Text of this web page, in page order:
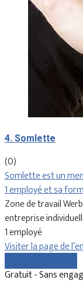
4. Somlette
(0)
Somlette est un
1 employé et sa
Zone de travail
entreprise
1 employé
Visiter la page de
Gratuit - Sans